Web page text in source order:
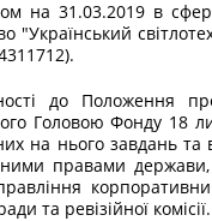
на 31.03.2019 в
"Український
до Положення
Головою Фонду 18
на нього завдань
правами
та ревізійної комісії.